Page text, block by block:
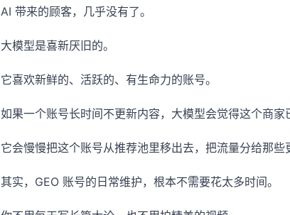
AI 带来的顾客，几乎没有了。
大模型是喜新厌旧的。
它喜欢新鲜的、活跃的、有生命力的账号。
如果一个账号长时间不更新内容，大模型会觉得这个商家
它会慢慢把这个账号从推荐池里移出去，把流量分给那些
其实，GEO 账号的日常维护，根本不需要花太多时间。